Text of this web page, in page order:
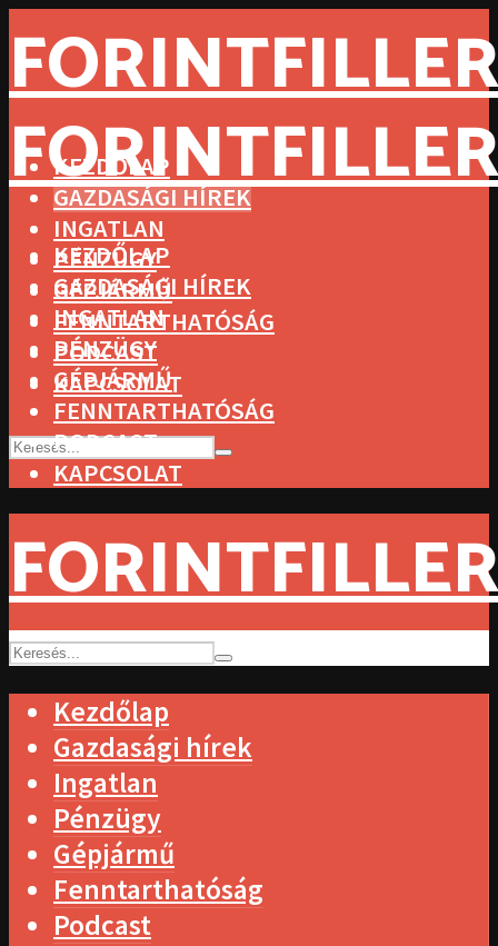
KEZDŐLAP
GAZDASÁGI HÍREK
INGATLAN
PÉNZÜGY
GÉPJÁRMŰ
FENNTARTHATÓSÁG
PODCAST
KAPCSOLAT
KEZDŐLAP
GAZDASÁGI HÍREK
INGATLAN
PÉNZÜGY
GÉPJÁRMŰ
FENNTARTHATÓSÁG
PODCAST
KAPCSOLAT
Kezdőlap
Gazdasági hírek
Ingatlan
Pénzügy
Gépjármű
Fenntarthatóság
Podcast